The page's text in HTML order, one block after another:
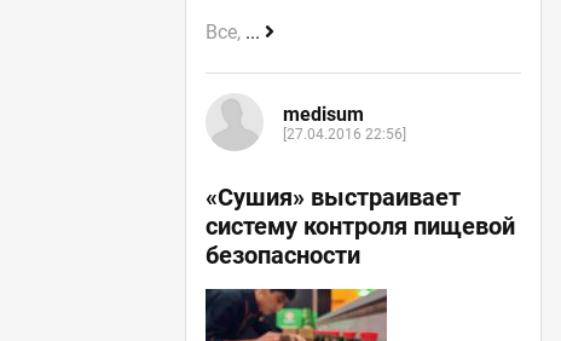
Все, ...
medisum
[27.04.2016 22:56]
«Сушия» выстраивает
систему контроля пищевой
безопасности